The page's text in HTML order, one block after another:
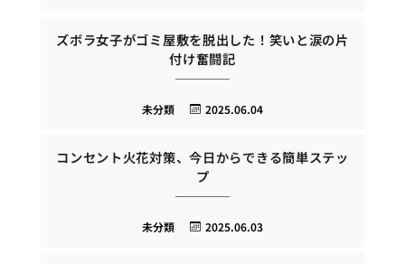
ズボラ女子がゴミ屋敷を脱出した！笑いと涙の片
付け奮闘記
2025.06.04
未分類
コンセント火花対策、今日からできる簡単ステッ
プ
2025.06.03
未分類